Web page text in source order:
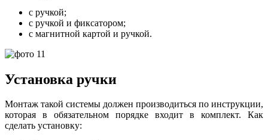
с ручкой;
с ручкой и фиксатором;
с магнитной картой и ручкой.
Установка ручки
Монтаж такой системы должен производиться по инструкции,
которая в обязательном порядке входит в комплект. Как
сделать установку: